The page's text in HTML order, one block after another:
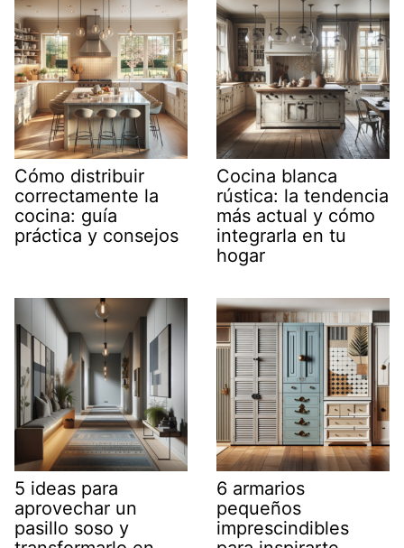
Cómo distribuir
correctamente la
cocina: guía
práctica y consejos
Cocina blanca
rústica: la tendencia
más actual y cómo
integrarla en tu
hogar
5 ideas para
aprovechar un
pasillo soso y
6 armarios
pequeños
imprescindibles